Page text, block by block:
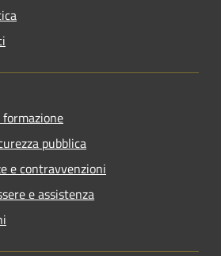
formazione
pubblica
e contravvenzioni
e assistenza